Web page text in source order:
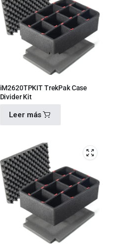
iM2620TPKIT TrekPak Case
Divider Kit
Leer más